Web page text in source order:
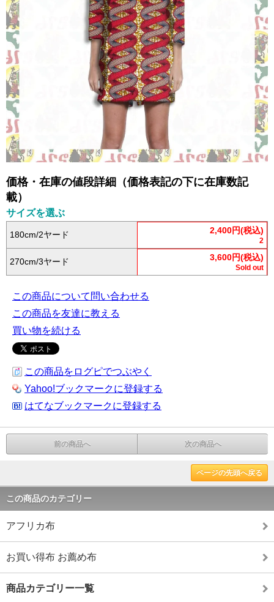
価格・在庫の値段詳細（価格表記の下に在庫数記
載）
サイズを選ぶ
180cm/2ヤード 2,400円(税込)
2
270cm/3ヤード 3,600円(税込)
Sold out
この商品について問い合わせる
この商品を友達に教える
買い物を続ける
この商品をログピでつぶやく
Yahoo!ブックマークに登録する
はてなブックマークに登録する
前の商品へ 次の商品へ
ページの先頭へ戻る
この商品のカテゴリー
アフリカ布
お買い得布 お薦め布
商品カテゴリー一覧